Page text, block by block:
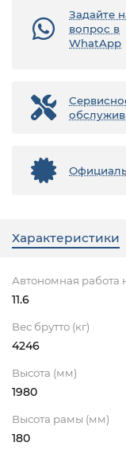
Задайте
вопрос в
WhatApp
Характеристики
Автономная работа
11.6
Вес брутто (кг)
4246
Высота (мм)
1980
Высота рамы (мм)
180